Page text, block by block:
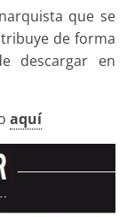
que se
de forma
descargar en
aquí